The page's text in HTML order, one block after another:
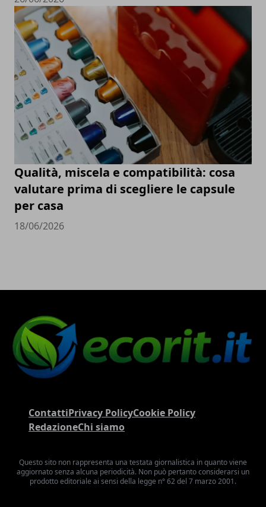
Qualità, miscela e compatibilità: cosa
valutare prima di scegliere le capsule
per casa
18/06/2026
ContattiPrivacy PolicyCookie Policy
RedazioneChi siamo
Questo sito non rappresenta una testata giornalistica in quanto viene
aggiornato senza alcuna periodicità. Non può pertanto considerarsi un
prodotto editoriale ai sensi della legge n° 62 del 7 marzo 2001.